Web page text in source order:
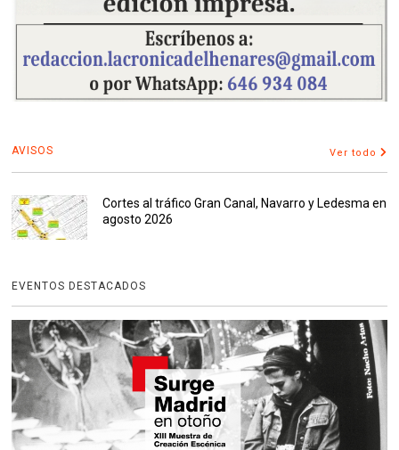
AVISOS Ver todo
Cortes al tráfico Gran Canal, Navarro y Ledesma en
agosto 2026
EVENTOS DESTACADOS